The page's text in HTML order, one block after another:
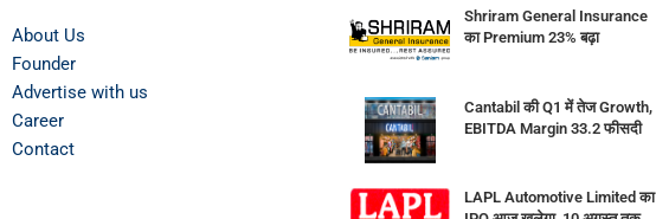
About Us
Founder
Advertise with us
Career
Contact
Shriram General Insurance
का Premium 23% बढ़ा
Cantabil की Q1 में तेज Growth,
EBITDA Margin 33.2 फीसदी
LAPL Automotive Limited का